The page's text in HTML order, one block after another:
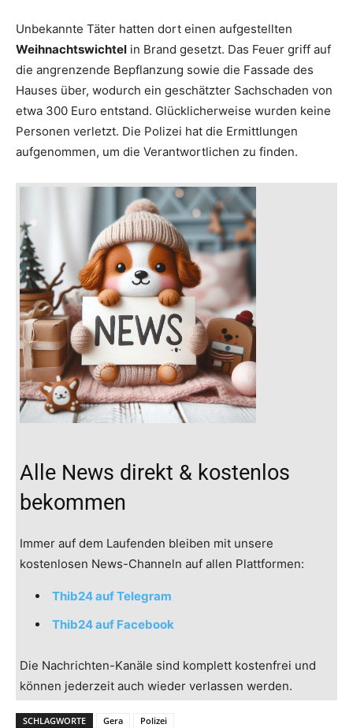
Unbekannte Täter hatten dort einen aufgestellten
Weihnachtswichtel in Brand gesetzt. Das Feuer griff auf
die angrenzende Bepflanzung sowie die Fassade des
Hauses über, wodurch ein geschätzter Sachschaden von
etwa 300 Euro entstand. Glücklicherweise wurden keine
Personen verletzt. Die Polizei hat die Ermittlungen
aufgenommen, um die Verantwortlichen zu finden.
Alle News direkt & kostenlos
bekommen
Immer auf dem Laufenden bleiben mit unsere
kostenlosen News-Channeln auf allen Plattformen:
Thib24 auf Telegram
Thib24 auf Facebook
Die Nachrichten-Kanäle sind komplett kostenfrei und
können jederzeit auch wieder verlassen werden.
SCHLAGWORTE Gera Polizei